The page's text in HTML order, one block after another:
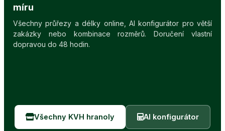
míru
Všechny průřezy a délky online, AI konfigurátor pro větší
zakázky nebo kombinace rozměrů. Doručení vlastní
dopravou do 48 hodin.
Všechny KVH hranoly AI konfigurátor